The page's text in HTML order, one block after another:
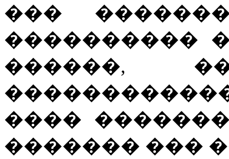
���
����������
������,
����
������� ���